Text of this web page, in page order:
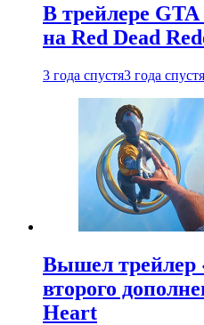
В трейлере
на Red Dead
3 года спустя3 года спустя
Вышел
второго
Heart